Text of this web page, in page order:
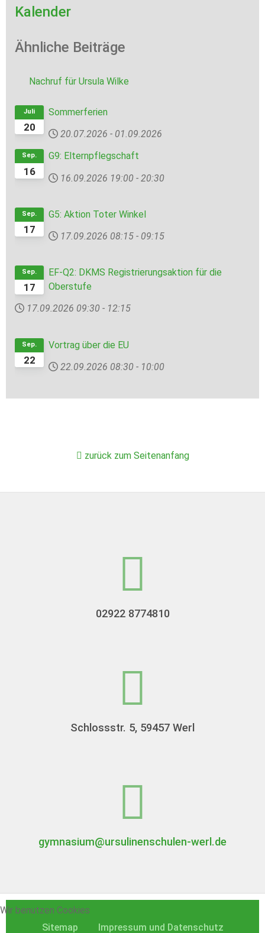
Kalender
Ähnliche Beiträge
Nachruf für Ursula Wilke
20
Juli
Sommerferien
20.07.2026 - 01.09.2026
16
Sep.
G9: Elternpflegschaft
16.09.2026 19:00 - 20:30
17
Sep.
G5: Aktion Toter Winkel
17.09.2026 08:15 - 09:15
17
Sep.
EF-Q2: DKMS Registrierungsaktion für die
Oberstufe
17.09.2026 09:30 - 12:15
22
Sep.
Vortrag über die EU
22.09.2026 08:30 - 10:00
zurück zum Seitenanfang
02922 8774810
Schlossstr. 5, 59457 Werl
gymnasium@ursulinenschulen-werl.de
Sitemap Impressum und Datenschutz
Wir benutzen Cookies